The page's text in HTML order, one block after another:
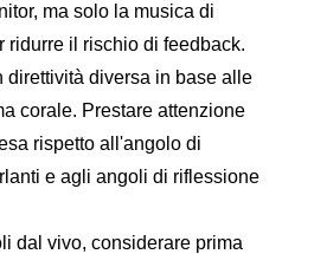
ma solo la musica di
ridurre il rischio di feedback.
direttività diversa in base alle
corale. Prestare attenzione
rispetto all'angolo di
e agli angoli di riflessione
vivo, considerare prima